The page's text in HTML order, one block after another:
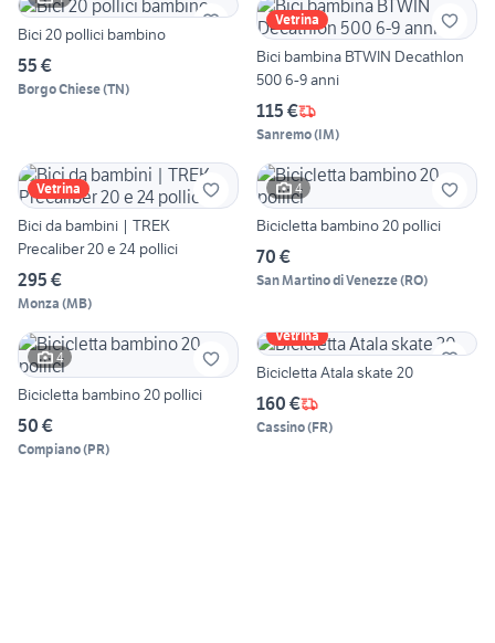
Bici 20 pollici bambino
55 €
Borgo Chiese(TN)
Vetrina
Bici bambina BTWIN Decathlon
500 6-9 anni
115 €
Sanremo(IM)
Vetrina
Bici da bambini | TREK
Precaliber 20 e 24 pollici
295 €
Monza (MB)
4
Bicicletta bambino 20 pollici
70 €
San Martino di Venezze(RO)
4
Bicicletta bambino 20 pollici
50 €
Compiano(PR)
Vetrina
Bicicletta Atala skate 20
160 €
Cassino(FR)